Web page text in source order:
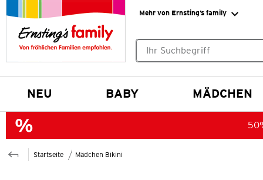
Mehr von Ernsting’s family
NEU BABY MÄDCHEN
Startseite Mädchen Bikini